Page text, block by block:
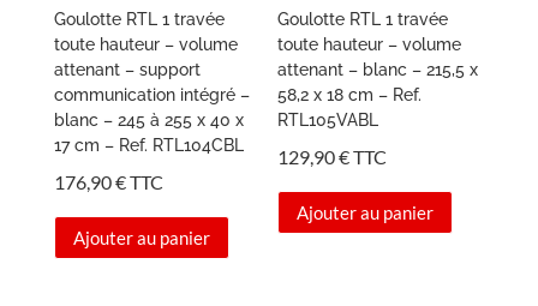
Goulotte RTL 1 travée
toute hauteur – volume
attenant – support
communication intégré –
blanc – 245 à 255 x 40 x
17 cm – Ref. RTL104CBL
176,90€TTC
Ajouter au panier
Goulotte RTL 1 travée
toute hauteur – volume
attenant – blanc – 215,5 x
58,2 x 18 cm – Ref.
RTL105VABL
129,90€TTC
Ajouter au panier